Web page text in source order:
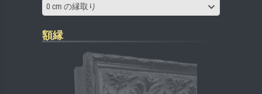
0 cm の縁取り
額縁